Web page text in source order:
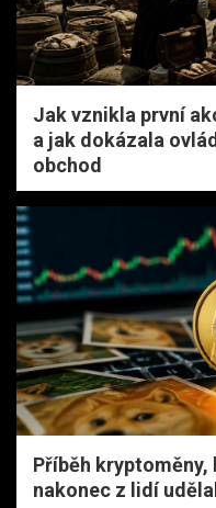
Jak vznikla první
a jak dokázala
obchod
Příběh
nakonec z lidí